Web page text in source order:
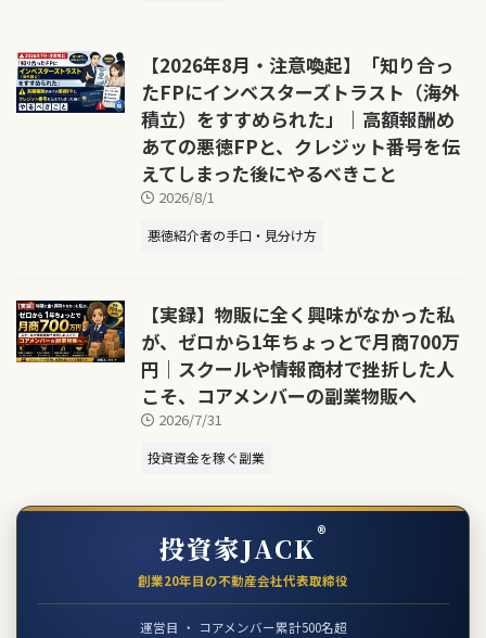
【2026年8月・注意喚起】「知り合っ
たFPにインベスターズトラスト（海外
積立）をすすめられた」｜高額報酬め
あての悪徳FPと、クレジット番号を伝
えてしまった後にやるべきこと
2026/8/1
悪徳紹介者の手口・見分け方
【実録】物販に全く興味がなかった私
が、ゼロから1年ちょっとで月商700万
円｜スクールや情報商材で挫折した人
こそ、コアメンバーの副業物販へ
2026/7/31
投資資金を稼ぐ副業
投資家JACK®
創業20年目の不動産会社代表取締役
運営目 ・ コアメンバー累計500名超